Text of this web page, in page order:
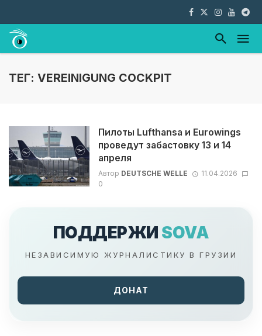
ТЕГ: VEREINIGUNG COCKPIT
Пилоты Lufthansa и Eurowings
проведут забастовку 13 и 14
апреля
Автор DEUTSCHE WELLE
11.04.2026
0
ПОДДЕРЖИ SOVA
НЕЗАВИСИМУЮ ЖУРНАЛИСТИКУ В ГРУЗИИ
ДОНАТ